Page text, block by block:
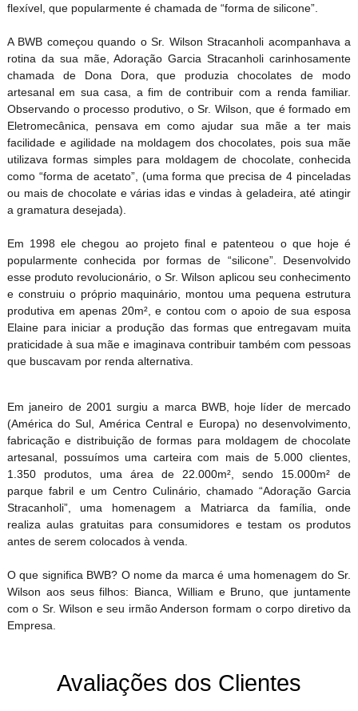
flexível, que popularmente é chamada de “forma de silicone”.
A BWB começou quando o Sr. Wilson Stracanholi acompanhava a
rotina da sua mãe, Adoração Garcia Stracanholi carinhosamente
chamada de Dona Dora, que produzia chocolates de modo
artesanal em sua casa, a fim de contribuir com a renda familiar.
Observando o processo produtivo, o Sr. Wilson, que é formado em
Eletromecânica, pensava em como ajudar sua mãe a ter mais
facilidade e agilidade na moldagem dos chocolates, pois sua mãe
utilizava formas simples para moldagem de chocolate, conhecida
como “forma de acetato”, (uma forma que precisa de 4 pinceladas
ou mais de chocolate e várias idas e vindas à geladeira, até atingir
a gramatura desejada).
Em 1998 ele chegou ao projeto final e patenteou o que hoje é
popularmente conhecida por formas de “silicone”. Desenvolvido
esse produto revolucionário, o Sr. Wilson aplicou seu conhecimento
e construiu o próprio maquinário, montou uma pequena estrutura
produtiva em apenas 20m², e contou com o apoio de sua esposa
Elaine para iniciar a produção das formas que entregavam muita
praticidade à sua mãe e imaginava contribuir também com pessoas
que buscavam por renda alternativa.
Em janeiro de 2001 surgiu a marca BWB, hoje líder de mercado
(América do Sul, América Central e Europa) no desenvolvimento,
fabricação e distribuição de formas para moldagem de chocolate
artesanal, possuímos uma carteira com mais de 5.000 clientes,
1.350 produtos, uma área de 22.000m², sendo 15.000m² de
parque fabril e um Centro Culinário, chamado “Adoração Garcia
Stracanholi”, uma homenagem a Matriarca da família, onde
realiza aulas gratuitas para consumidores e testam os produtos
antes de serem colocados à venda.
O que significa BWB? O nome da marca é uma homenagem do Sr.
Wilson aos seus filhos: Bianca, William e Bruno, que juntamente
com o Sr. Wilson e seu irmão Anderson formam o corpo diretivo da
Empresa.
Avaliações dos Clientes